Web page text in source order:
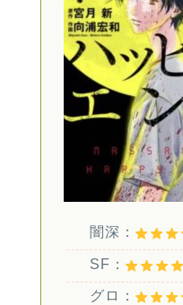
闇深：
SF：
グロ：